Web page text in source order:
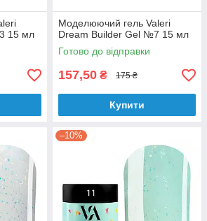
15 мл
Моделюючий гель Valeri
Dream Builder Gel №7 15 мл
Готово до відправки
157,50 ₴ 175 ₴
Купити
–10%